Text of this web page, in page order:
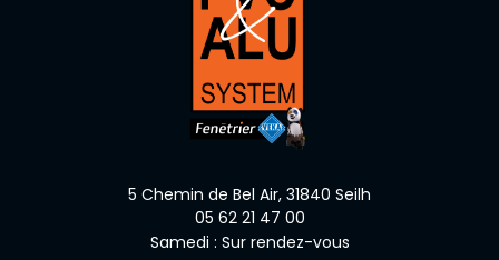
5 Chemin de Bel Air, 31840 Seilh
05 62 21 47 00
Samedi : Sur rendez-vous